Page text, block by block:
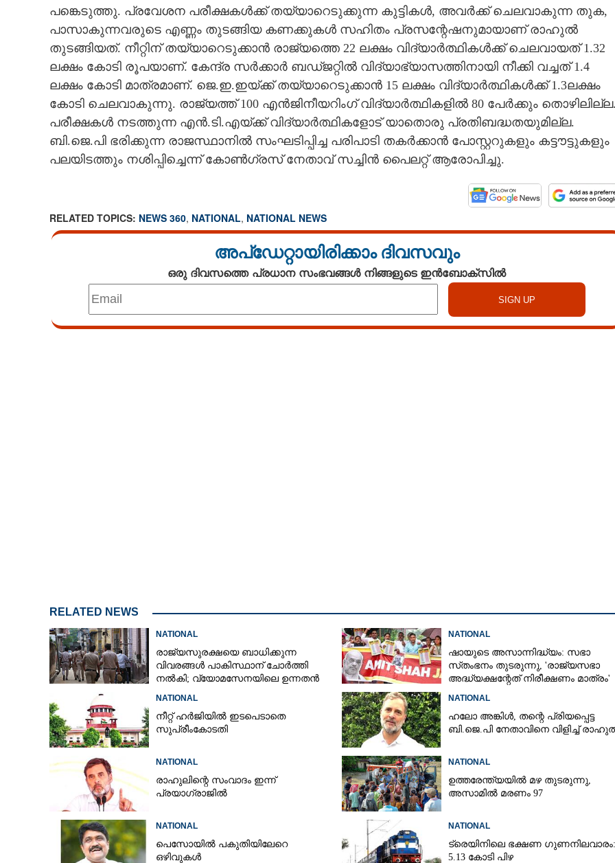
പങ്കെടുത്തു. പ്രവേശന പരീക്ഷകൾക്ക് തയ്യാറെടുക്കുന്ന കുട്ടികൾ, അവർക്ക് ചെലവാകുന്ന തുക,
പാസാകുന്നവരുടെ എണ്ണം തുടങ്ങിയ കണക്കുകൾ സഹിതം പ്രസന്റേഷനുമായാണ് രാഹുൽ
തുടങ്ങിയത്. നീറ്റിന് തയ്യാറെടുക്കാൻ രാജ്യത്തെ 22 ലക്ഷം വിദ്യാർത്ഥികൾക്ക് ചെലവായത് 1.32
ലക്ഷം കോടി രൂപയാണ്. കേന്ദ്ര സർക്കാർ ബഡ്ജറ്റിൽ വിദ്യാഭ്യാസത്തിനായി നീക്കി വച്ചത് 1.4
ലക്ഷം കോടി മാത്രമാണ്. ജെ.ഇ.ഇയ്ക്ക് തയ്യാറെടുക്കാൻ 15 ലക്ഷം വിദ്യാർത്ഥികൾക്ക് 1.3ലക്ഷം
കോടി ചെലവാകുന്നു. രാജ്യത്ത് 100 എൻജിനീയറിംഗ് വിദ്യാർത്ഥികളിൽ 80 പേർക്കും
പരീക്ഷകൾ നടത്തുന്ന എൻ.ടി.എയ്ക്ക് വിദ്യാർത്ഥികളോട് യാതൊരു പ്രതിബദ്ധതയുമില്ല.
ബി.ജെ.പി ഭരിക്കുന്ന രാജസ്ഥാനിൽ സംഘടിപ്പിച്ച പരിപാടി തകർക്കാൻ പോസ്റ്ററുകളും കട്ടൗട്ടുകളും
പലയിടത്തും നശിപ്പിച്ചെന്ന് കോൺഗ്രസ് നേതാവ് സച്ചിൻ പൈലറ്റ് ആരോപിച്ചു.
RELATED TOPICS: NEWS 360, NATIONAL, NATIONAL NEWS
അപ്ഡേറ്റായിരിക്കാം ദിവസവും
ഒരു ദിവസത്തെ പ്രധാന സംഭവങ്ങൾ നിങ്ങളുടെ ഇൻബോക്സിൽ
RELATED NEWS
NATIONAL
രാജ്യസുരക്ഷയെ ബാധിക്കുന്ന
വിവരങ്ങൾ പാകിസ്ഥാന് ചോ‌ർത്തി
നൽകി; വ്യോമസേനയിലെ ഉന്നതൻ
NATIONAL
ഷായുടെ അസാന്നിദ്ധ്യം: സഭാ
സ്‌തംഭനം തുടരുന്നു, 'രാജ്യസഭാ
അദ്ധ്യക്ഷന്റേത് നിരീക്ഷണം മാത്രം'
NATIONAL
നീറ്റ് ഹർജിയിൽ ഇടപെടാതെ
സുപ്രീംകോടതി
NATIONAL
ഹലോ അങ്കിൾ,​ തന്റെ പ്രിയപ്പെട്ട
ബി.ജെ.പി നേതാവിനെ വിളിച്ച്
NATIONAL
രാഹുലിന്റെ സംവാദം ഇന്ന്
പ്രയാഗ്‌രാജിൽ
NATIONAL
ഉത്തരേന്ത്യയിൽ മഴ തുടരുന്നു,​
അസാമിൽ മരണം 97
NATIONAL
പെസോയിൽ പകുതിയിലേറെ
ഒഴിവുകൾ
NATIONAL
ട്രെയിനിലെ ഭക്ഷണ ഗുണനിലവാരം:
5.13 കോടി പിഴ
പ്രവേശന പരീക്ഷാ സമ്പ്രദായം
അന്യായവും ക്രൂരവും: രാഹുൽ
Share this link